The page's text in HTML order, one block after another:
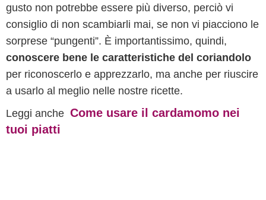
gusto non potrebbe essere più diverso, perciò vi
consiglio di non scambiarli mai, se non vi piacciono le
sorprese “pungenti”. È importantissimo, quindi,
conoscere bene le caratteristiche del coriandolo
per riconoscerlo e apprezzarlo, ma anche per riuscire
a usarlo al meglio nelle nostre ricette.
Leggi anche Come usare il cardamomo nei
tuoi piatti